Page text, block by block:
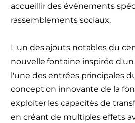
accueillir des événements
rassemblements sociaux.
L'un des ajouts notables du
nouvelle fontaine inspirée d'un
l'une des entrées principales
conception innovante de la
exploiter les capacités de
en créant de multiples effets